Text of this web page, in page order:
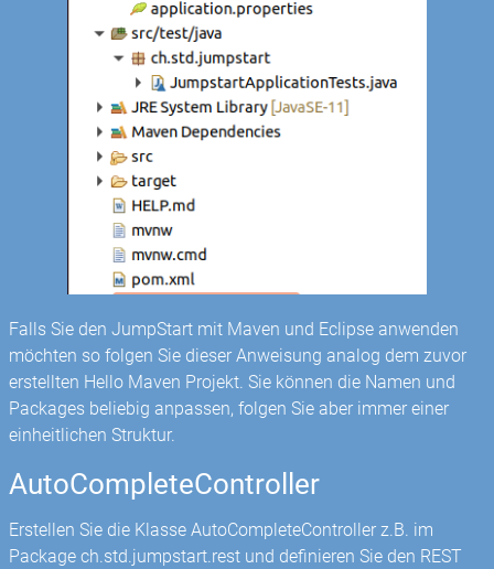
Falls Sie den JumpStart mit Maven und Eclipse anwenden
möchten so folgen Sie dieser Anweisung analog dem zuvor
erstellten Hello Maven Projekt. Sie können die Namen und
Packages beliebig anpassen, folgen Sie aber immer einer
einheitlichen Struktur.
AutoCompleteController
Erstellen Sie die Klasse AutoCompleteController z.B. im
Package ch.std.jumpstart.rest und definieren Sie den REST